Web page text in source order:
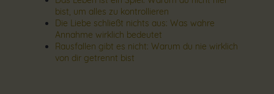
bist, um alles zu kontrollieren
Die Liebe schließt nichts aus: Was wahre
Annahme wirklich bedeutet
Rausfallen gibt es nicht: Warum du nie wirklich
von dir getrennt bist